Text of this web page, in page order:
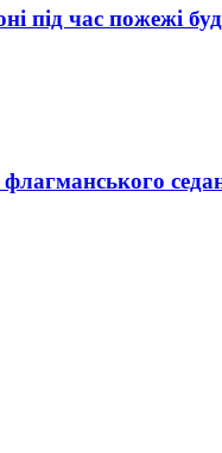
під час пожежі